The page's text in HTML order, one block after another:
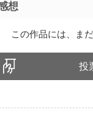
想
この作品には、ま
投